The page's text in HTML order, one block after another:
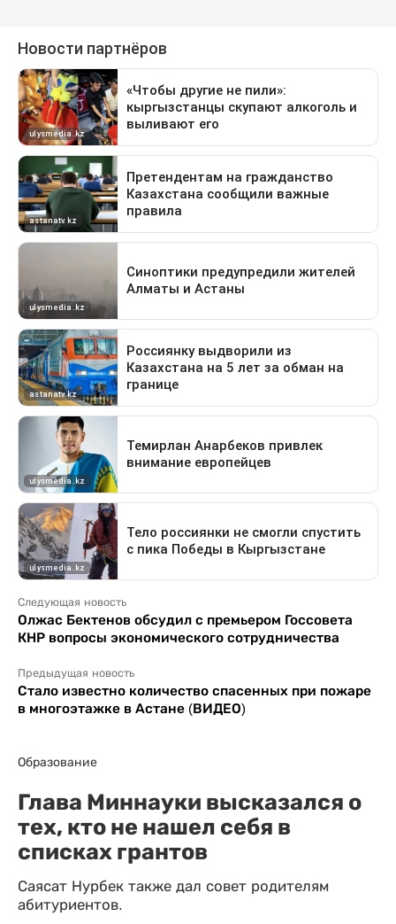
Следующая новость
Олжас Бектенов обсудил с премьером Госсовета
КНР вопросы экономического сотрудничества
Предыдущая новость
Стало известно количество спасенных при пожаре
в многоэтажке в Астане (ВИДЕО)
Образование
Глава Миннауки высказался о
тех, кто не нашел себя в
списках грантов
Саясат Нурбек также дал совет родителям
абитуриентов.